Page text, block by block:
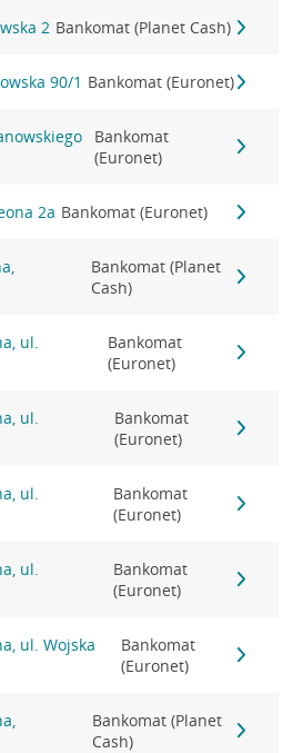
2 Bankomat (Planet Cash)
90/1 Bankomat (Euronet)
Bankomat
(Euronet)
2a Bankomat (Euronet)
Bankomat (Planet
Cash)
ul.
Bankomat
(Euronet)
ul.
Bankomat
(Euronet)
ul.
Bankomat
(Euronet)
ul.
Bankomat
(Euronet)
ul. Wojska
Bankomat
(Euronet)
Bankomat (Planet
Cash)